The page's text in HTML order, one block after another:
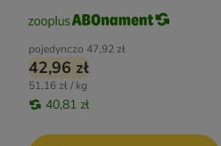
pojedynczo 47,92 zł
42,96 zł
51,16 zł / kg
40,81 zł